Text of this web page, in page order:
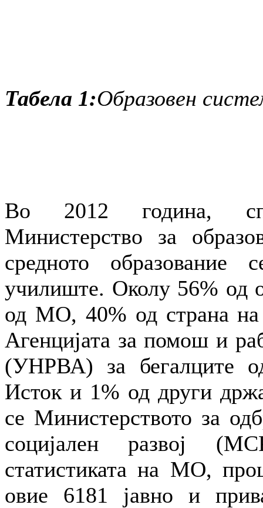
Табела 1:Образовен
Во 2012 година,
Министерство за
средното
училиште. Околу 56% од
од МО, 40% од страна на
Агенцијата за помош и
(УНРВА) за бегалците
Исток и 1% од други
се Министерството за
социјален развој
статистиката на МО,
овие 6181 јавно и